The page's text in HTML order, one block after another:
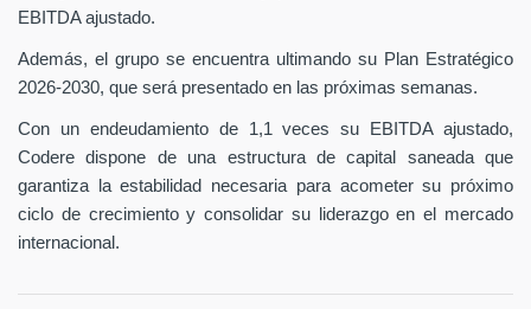
EBITDA ajustado.
Además, el grupo se encuentra ultimando su Plan Estratégico
2026-2030, que será presentado en las próximas semanas.
Con un endeudamiento de 1,1 veces su EBITDA ajustado,
Codere dispone de una estructura de capital saneada que
garantiza la estabilidad necesaria para acometer su próximo
ciclo de crecimiento y consolidar su liderazgo en el mercado
internacional.